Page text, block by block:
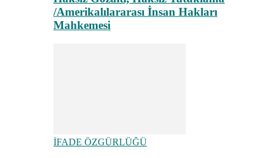
/Amerikalılararası İnsan Hakları
Mahkemesi
İFADE ÖZGÜRLÜĞÜ